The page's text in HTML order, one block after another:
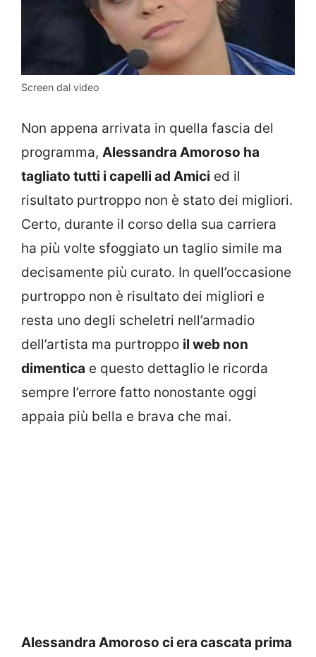
Screen dal video
Non appena arrivata in quella fascia del
programma, Alessandra Amoroso ha
tagliato tutti i capelli ad Amici ed il
risultato purtroppo non è stato dei migliori.
Certo, durante il corso della sua carriera
ha più volte sfoggiato un taglio simile ma
decisamente più curato. In quell’occasione
purtroppo non è risultato dei migliori e
resta uno degli scheletri nell’armadio
dell’artista ma purtroppo il web non
dimentica e questo dettaglio le ricorda
sempre l’errore fatto nonostante oggi
appaia più bella e brava che mai.
Alessandra Amoroso ci era cascata prima